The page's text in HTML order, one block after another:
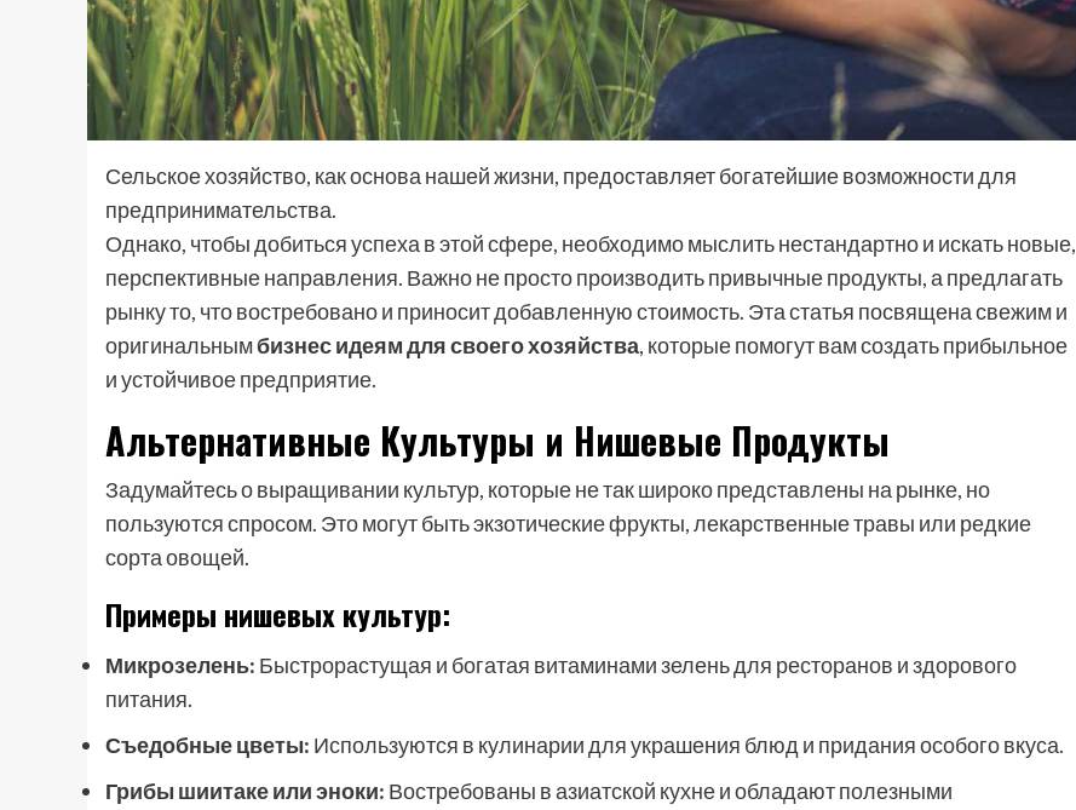
Сельское хозяйство, как основа нашей жизни, предоставляет богатейшие возможности для
предпринимательства.
Однако, чтобы добиться успеха в этой сфере, необходимо мыслить нестандартно и искать новые,
перспективные направления. Важно не просто производить привычные продукты, а предлагать
рынку то, что востребовано и приносит добавленную стоимость. Эта статья посвящена свежим и
оригинальнымбизнес идеям для своего хозяйства, которые помогут вам создать прибыльное
и устойчивое предприятие.
Альтернативные Культуры и Нишевые Продукты
Задумайтесь о выращивании культур, которые не так широко представлены на рынке, но
пользуются спросом. Это могут быть экзотические фрукты, лекарственные травы или редкие
сорта овощей.
Примеры нишевых культур:
Микрозелень: Быстрорастущая и богатая витаминами зелень для ресторанов и здорового
питания.
Съедобные цветы: Используются в кулинарии для украшения блюд и придания особого вкуса.
Грибы шиитаке или эноки: Востребованы в азиатской кухне и обладают полезными